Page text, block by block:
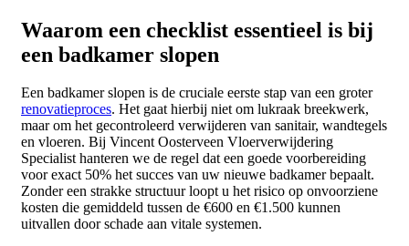
Waarom een checklist essentieel is bij
een badkamer slopen
Een badkamer slopen is de cruciale eerste stap van een groter
renovatieproces. Het gaat hierbij niet om lukraak breekwerk,
maar om het gecontroleerd verwijderen van sanitair, wandtegels
en vloeren. Bij Vincent Oosterveen Vloerverwijdering
Specialist hanteren we de regel dat een goede voorbereiding
voor exact 50% het succes van uw nieuwe badkamer bepaalt.
Zonder een strakke structuur loopt u het risico op onvoorziene
kosten die gemiddeld tussen de €600 en €1.500 kunnen
uitvallen door schade aan vitale systemen.